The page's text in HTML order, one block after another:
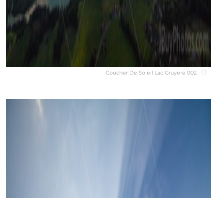
Coucher De Soleil Lac Gruyere 002